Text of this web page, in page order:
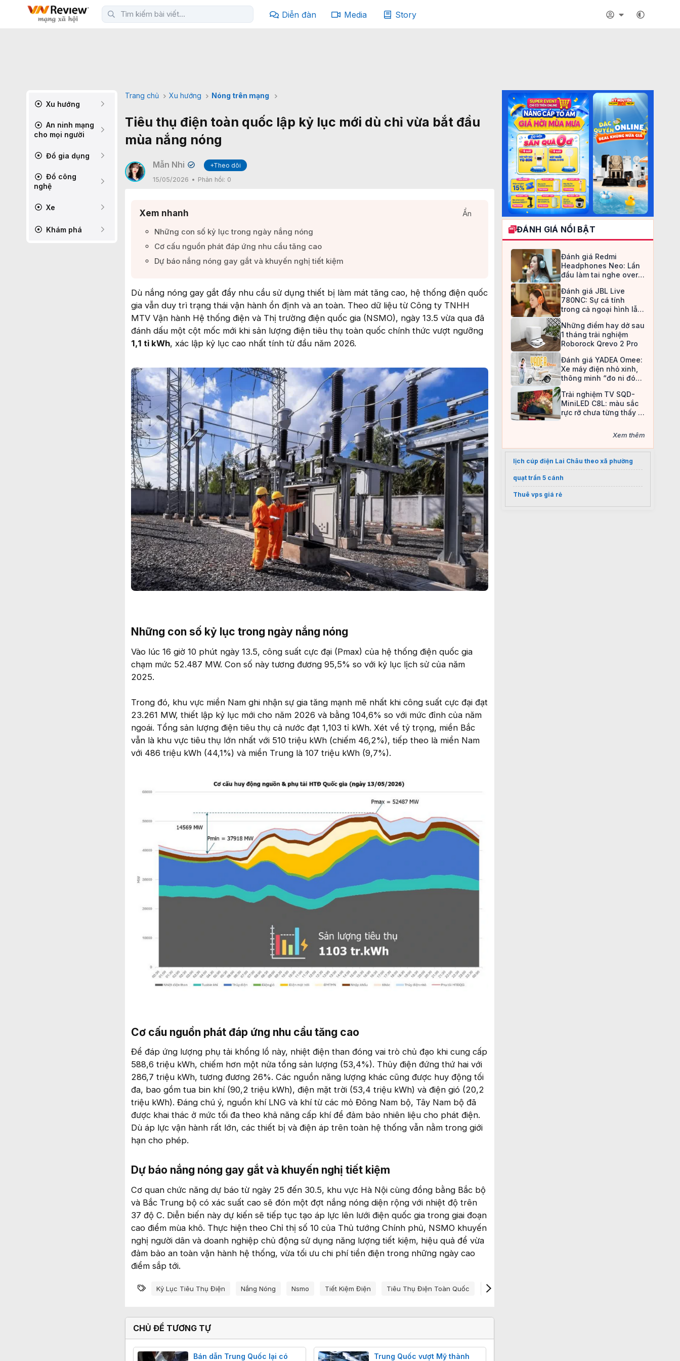
Diễn đàn Media Story
Xu hướng
An ninh mạng
cho mọi người
Đồ gia dụng
Đồ công
nghệ
Xe
Khám phá
Trang chủ Xu hướng Nóng trên mạng
Tiêu thụ điện toàn quốc lập kỷ lục mới dù chỉ vừa bắt đầu
mùa nắng nóng
Mẫn Nhi ✔
+Theo dõi
15/05/2026
Phản hồi: 0
Xem nhanh
Ẩn
Những con số kỷ lục trong ngày nắng nóng​
Cơ cấu nguồn phát đáp ứng nhu cầu tăng cao​
Dự báo nắng nóng gay gắt và khuyến nghị tiết kiệm​
Dù nắng nóng gay gắt đẩy nhu cầu sử dụng thiết bị làm mát tăng cao, hệ thống điện quốc
gia vẫn duy trì trạng thái vận hành ổn định và an toàn. Theo dữ liệu từ Công ty TNHH
MTV Vận hành Hệ thống điện và Thị trường điện quốc gia (NSMO), ngày 13.5 vừa qua đã
đánh dấu một cột mốc mới khi sản lượng điện tiêu thụ toàn quốc chính thức vượt ngưỡng
1,1 tỉ kWh, xác lập kỷ lục cao nhất tính từ đầu năm 2026.
Những con số kỷ lục trong ngày nắng nóng​
Vào lúc 16 giờ 10 phút ngày 13.5, công suất cực đại (Pmax) của hệ thống điện quốc gia
chạm mức 52.487 MW. Con số này tương đương 95,5% so với kỷ lục lịch sử của năm
2025.
Trong đó, khu vực miền Nam ghi nhận sự gia tăng mạnh mẽ nhất khi công suất cực đại đạt
23.261 MW, thiết lập kỷ lục mới cho năm 2026 và bằng 104,6% so với mức đỉnh của năm
ngoái. Tổng sản lượng điện tiêu thụ cả nước đạt 1,103 tỉ kWh. Xét về tỷ trọng, miền Bắc
vẫn là khu vực tiêu thụ lớn nhất với 510 triệu kWh (chiếm 46,2%), tiếp theo là miền Nam
với 486 triệu kWh (44,1%) và miền Trung là 107 triệu kWh (9,7%).
Cơ cấu nguồn phát đáp ứng nhu cầu tăng cao​
Để đáp ứng lượng phụ tải khổng lồ này, nhiệt điện than đóng vai trò chủ đạo khi cung cấp
588,6 triệu kWh, chiếm hơn một nửa tổng sản lượng (53,4%). Thủy điện đứng thứ hai với
286,7 triệu kWh, tương đương 26%. Các nguồn năng lượng khác cũng được huy động tối
đa, bao gồm tua bin khí (90,2 triệu kWh), điện mặt trời (53,4 triệu kWh) và điện gió (20,2
triệu kWh). Đáng chú ý, nguồn khí LNG và khí từ các mỏ Đông Nam bộ, Tây Nam bộ đã
được khai thác ở mức tối đa theo khả năng cấp khí để đảm bảo nhiên liệu cho phát điện.
Dù áp lực vận hành rất lớn, các thiết bị và điện áp trên toàn hệ thống vẫn nằm trong giới
hạn cho phép.
Dự báo nắng nóng gay gắt và khuyến nghị tiết kiệm​
Cơ quan chức năng dự báo từ ngày 25 đến 30.5, khu vực Hà Nội cùng đồng bằng Bắc bộ
và Bắc Trung bộ có xác suất cao sẽ đón một đợt nắng nóng diện rộng với nhiệt độ trên
37 độ C. Diễn biến này dự kiến sẽ tiếp tục tạo áp lực lên lưới điện quốc gia trong giai đoạn
cao điểm mùa khô. Thực hiện theo Chỉ thị số 10 của Thủ tướng Chính phủ, NSMO khuyến
nghị người dân và doanh nghiệp chủ động sử dụng năng lượng tiết kiệm, hiệu quả để vừa
đảm bảo an toàn vận hành hệ thống, vừa tối ưu chi phí tiền điện trong những ngày cao
điểm sắp tới.
Từ khóa
Kỷ Lục Tiêu Thụ Điện Nắng Nóng Nsmo Tiết Kiệm Điện Tiêu Thụ Điện Toàn Quốc Vận Hành Hệ Thống Điện
CHỦ ĐỀ TƯƠNG TỰ
Bán dẫn Trung Quốc lại có
Trung Quốc vượt Mỹ thành
ĐÁNH GIÁ NỔI BẬT
Đánh giá Redmi
Headphones Neo: Lần
đầu làm tai nghe over-
an toàn
Đánh giá JBL Live
780NC: Sự cá tính
trong cả ngoại hình lẫn
Những điểm hay dở sau
1 tháng trải nghiệm
Roborock Qrevo 2 Pro
Đánh giá YADEA Omee:
Xe máy điện nhỏ xinh,
thông minh “đo ni đóng
Trải nghiệm TV SQD-
MiniLED C8L: màu sắc
rực rỡ chưa từng thấy ở
Xem thêm
lịch cúp điện Lai Châu theo xã phường
quạt trần 5 cánh
Thuê vps giá rẻ